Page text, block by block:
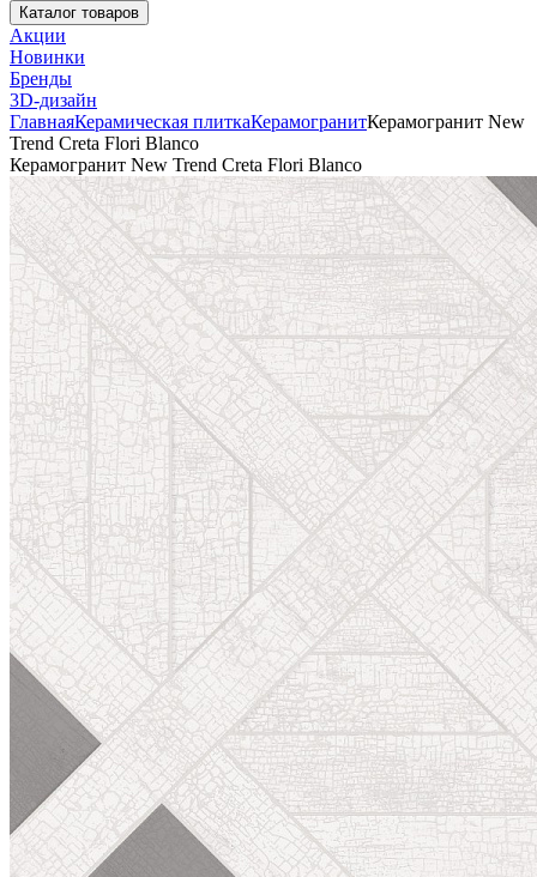
Каталог товаров
Акции
Новинки
Бренды
3D-дизайн
ГлавнаяКерамическая плиткаКерамогранитКерамогранит New
Trend Creta Flori Blanco
Керамогранит New Trend Creta Flori Blanco